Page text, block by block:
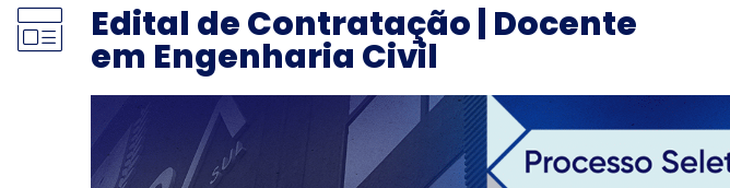
Edital de Contratação | Docente
em Engenharia Civil